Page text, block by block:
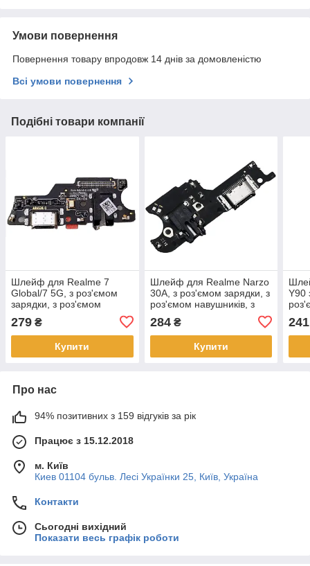
Умови повернення
Повернення товару впродовж 14 днів за домовленістю
Всі умови повернення
Подібні товари компанії
Шлейф для Realme 7
Global/7 5G, з роз'ємом
зарядки, з роз'ємом
навушників, з мікрофоном,
плата зарядки, з
279 ₴
Купити
Шлейф для Realme Narzo
30A, з роз'ємом зарядки, з
роз'ємом навушників, з
PRC, плата
284₴
Купити
Y90
241
Про нас
94% позитивних з 159 відгуків за рік
Працює з 15.12.2018
м. Київ
Киев 01104 бульв. Лесі Українки 25, Київ, Україна
Контакти
Сьогодні вихідний
Показати весь графік роботи